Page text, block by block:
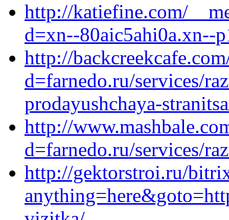
http://katiefine.com/
d=xn--80aic5ahi0a.xn--
http://
d=farnedo.ru/services/
prodayushchaya-
http://
d=farnedo.ru/services/
http://gektorstroi.ru/